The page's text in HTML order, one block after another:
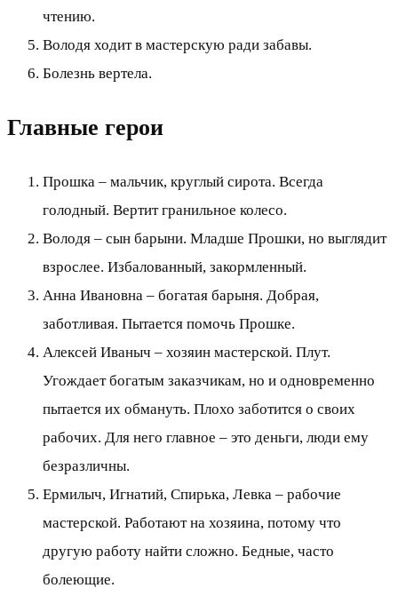
чтению.
Володя ходит в мастерскую ради забавы.
Болезнь вертела.
Главные герои
Прошка – мальчик, круглый сирота. Всегда
голодный. Вертит гранильное колесо.
Володя – сын барыни. Младше Прошки, но выглядит
взрослее. Избалованный, закормленный.
Анна Ивановна – богатая барыня. Добрая,
заботливая. Пытается помочь Прошке.
Алексей Иваныч – хозяин мастерской. Плут.
Угождает богатым заказчикам, но и одновременно
пытается их обмануть. Плохо заботится о своих
рабочих. Для него главное – это деньги, люди ему
безразличны.
Ермилыч, Игнатий, Спирька, Левка – рабочие
мастерской. Работают на хозяина, потому что
другую работу найти сложно. Бедные, часто
болеющие.